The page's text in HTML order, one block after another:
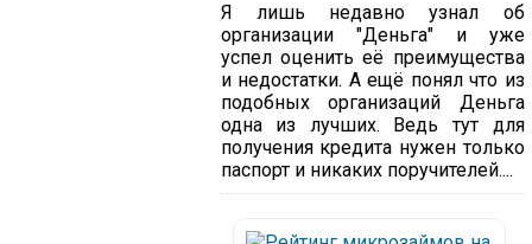
Я лишь недавно узнал об
организации "Деньга" и уже
успел оценить её преимущества
и недостатки. А ещё понял что из
подобных организаций Деньга
одна из лучших. Ведь тут для
получения кредита нужен только
паспорт и никаких поручителей....